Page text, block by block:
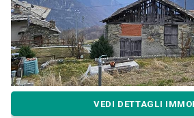
VEDI DETTAGLI